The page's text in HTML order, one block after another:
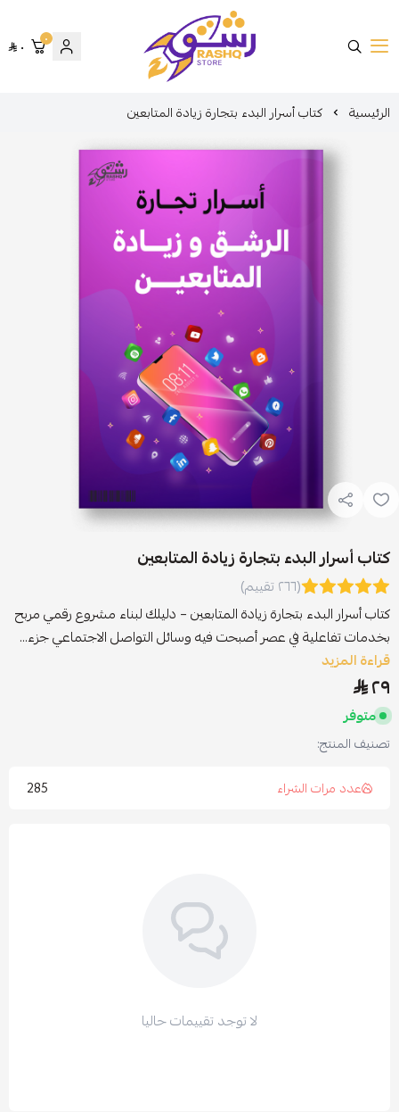
متجر رشق
٠ ٠
الرئيسية كتاب أسرار البدء بتجارة زيادة المتابعين
كتاب أسرار البدء بتجارة زيادة المتابعين
(٢٦٦ تقييم)
كتاب أسرار البدء بتجارة زيادة المتابعين – دليلك لبناء مشروع رقمي مربح
بخدمات تفاعلية في عصر أصبحت فيه وسائل التواصل الاجتماعي جزء...
قراءة المزيد
٢٩
متوفر
تصنيف المنتج:
عدد مرات الشراء
285
لا توجد تقييمات حاليا